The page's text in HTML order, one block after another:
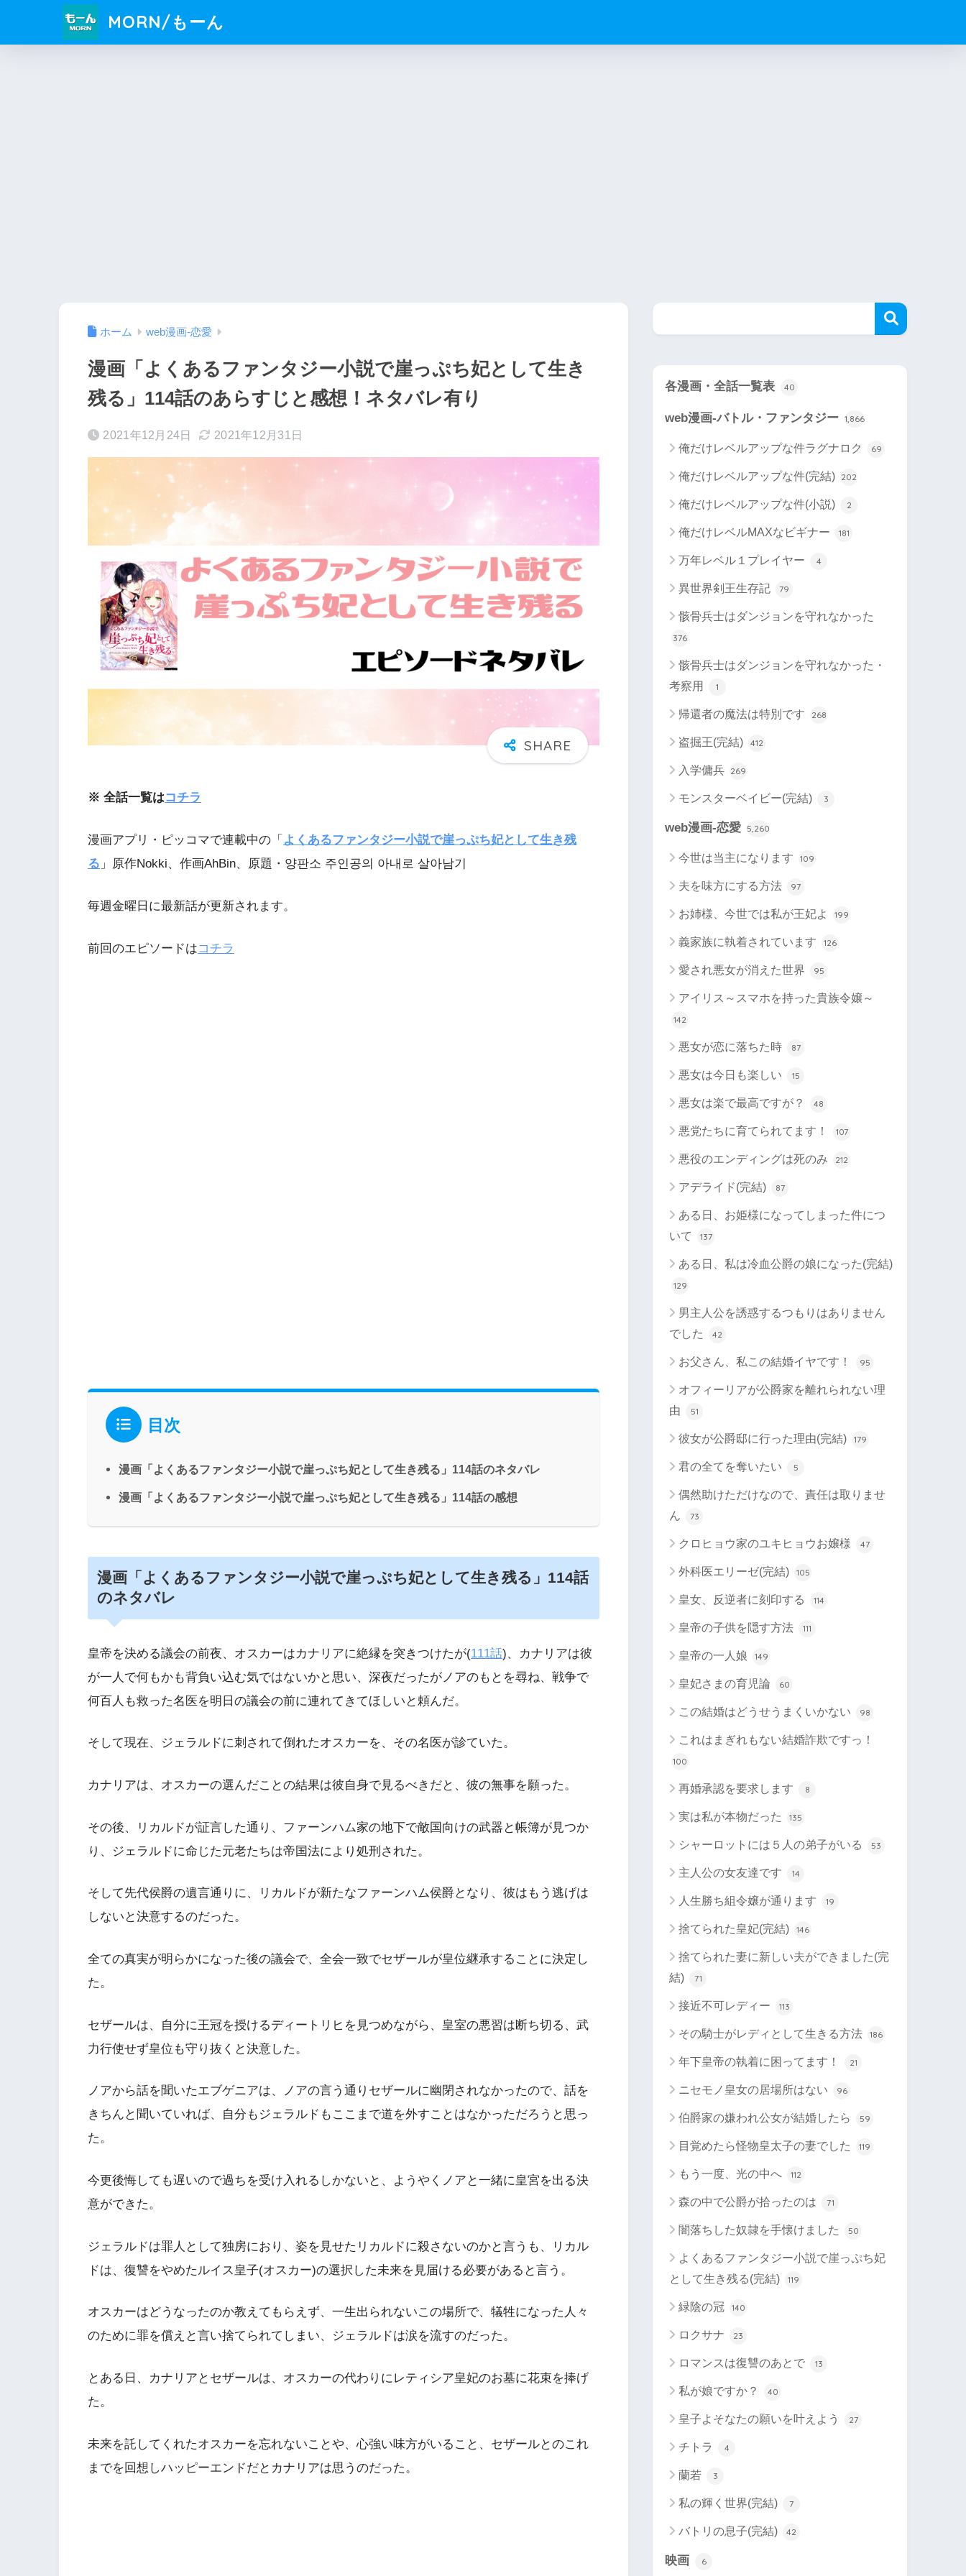
MORN/もーん
ホーム web漫画-恋愛
漫画「よくあるファンタジー小説で崖っぷち妃として生き
残る」114話のあらすじと感想！ネタバレ有り
2021年12月24日 2021年12月31日
※ 全話一覧はコチラ
漫画アプリ・ピッコマで連載中の「 よくあるファンタジー小説で崖っぷち妃として生き残
る 」原作Nokki、作画AhBin、原題・양판소 주인공의 아내로 살아남기
毎週金曜日に最新話が更新されます。
前回のエピソードはコチラ
目次
漫画「よくあるファンタジー小説で崖っぷち妃として生き残る」114話のネタバレ
漫画「よくあるファンタジー小説で崖っぷち妃として生き残る」114話の感想
漫画「よくあるファンタジー小説で崖っぷち妃として生き残る」114話
のネタバレ
皇帝を決める議会の前夜、オスカーはカナリアに絶縁を突きつけたが(111話)、カナリアは彼
が一人で何もかも背負い込む気ではないかと思い、深夜だったがノアのもとを尋ね、戦争で
何百人も救った名医を明日の議会の前に連れてきてほしいと頼んだ。
そして現在、ジェラルドに刺されて倒れたオスカーを、その名医が診ていた。
カナリアは、オスカーの選んだことの結果は彼自身で見るべきだと、彼の無事を願った。
その後、リカルドが証言した通り、ファーンハム家の地下で敵国向けの武器と帳簿が見つか
り、ジェラルドに命じた元老たちは帝国法により処刑された。
そして先代侯爵の遺言通りに、リカルドが新たなファーンハム侯爵となり、彼はもう逃げは
しないと決意するのだった。
全ての真実が明らかになった後の議会で、全会一致でセザールが皇位継承することに決定し
た。
セザールは、自分に王冠を授けるディートリヒを見つめながら、皇室の悪習は断ち切る、武
力行使せず皇位も守り抜くと決意した。
ノアから話を聞いたエブゲニアは、ノアの言う通りセザールに幽閉されなかったので、話を
きちんと聞いていれば、自分もジェラルドもここまで道を外すことはなかっただろうと思っ
た。
今更後悔しても遅いので過ちを受け入れるしかないと、ようやくノアと一緒に皇宮を出る決
意ができた。
ジェラルドは罪人として独房におり、姿を見せたリカルドに殺さないのかと言うも、リカル
ドは、復讐をやめたルイス皇子(オスカー)の選択した未来を見届ける必要があると言う。
オスカーはどうなったのか教えてもらえず、一生出られないこの場所で、犠牲になった人々
のために罪を償えと言い捨てられてしまい、ジェラルドは涙を流すのだった。
とある日、カナリアとセザールは、オスカーの代わりにレティシア皇妃のお墓に花束を捧げ
た。
未来を託してくれたオスカーを忘れないことや、心強い味方がいること、セザールとのこれ
までを回想しハッピーエンドだとカナリアは思うのだった。
各漫画・全話一覧表 40
web漫画-バトル・ファンタジー 1,866
俺だけレベルアップな件ラグナロク 69
俺だけレベルアップな件(完結) 202
俺だけレベルアップな件(小説) 2
俺だけレベルMAXなビギナー 181
万年レベル１プレイヤー 4
異世界剣王生存記 79
骸骨兵士はダンジョンを守れなかった
376
骸骨兵士はダンジョンを守れなかった・
考察用
1
帰還者の魔法は特別です 268
盗掘王(完結) 412
入学傭兵 269
モンスターベイビー(完結) 3
web漫画-恋愛 5,260
今世は当主になります 109
夫を味方にする方法 97
お姉様、今世では私が王妃よ 199
義家族に執着されています 126
愛され悪女が消えた世界 95
アイリス～スマホを持った貴族令嬢～
142
悪女が恋に落ちた時 87
悪女は今日も楽しい 15
悪女は楽で最高ですが？ 48
悪党たちに育てられてます！ 107
悪役のエンディングは死のみ 212
アデライド(完結) 87
ある日、お姫様になってしまった件につ
いて
137
ある日、私は冷血公爵の娘になった(完結)
129
男主人公を誘惑するつもりはありません
でした
42
お父さん、私この結婚イヤです！ 95
オフィーリアが公爵家を離れられない理
由
51
彼女が公爵邸に行った理由(完結) 179
君の全てを奪いたい 5
偶然助けただけなので、責任は取りませ
ん
73
クロヒョウ家のユキヒョウお嬢様 47
外科医エリーゼ(完結) 105
皇女、反逆者に刻印する 114
皇帝の子供を隠す方法 111
皇帝の一人娘 149
皇妃さまの育児論 60
この結婚はどうせうまくいかない 98
これはまぎれもない結婚詐欺ですっ！
100
再婚承認を要求します 8
実は私が本物だった 135
シャーロットには５人の弟子がいる 53
主人公の女友達です 14
人生勝ち組令嬢が通ります 19
捨てられた皇妃(完結) 146
捨てられた妻に新しい夫ができました(完
結)
71
接近不可レディー 113
その騎士がレディとして生きる方法 186
年下皇帝の執着に困ってます！ 21
ニセモノ皇女の居場所はない 96
伯爵家の嫌われ公女が結婚したら 59
目覚めたら怪物皇太子の妻でした 119
もう一度、光の中へ 112
森の中で公爵が拾ったのは 71
闇落ちした奴隷を手懐けました 50
よくあるファンタジー小説で崖っぷち妃
として生き残る(完結)
119
緑陰の冠 140
ロクサナ 23
ロマンスは復讐のあとで 13
私が娘ですか？ 40
皇子よそなたの願いを叶えよう 27
チトラ 4
蘭若 3
私の輝く世界(完結) 7
バトリの息子(完結) 42
映画 6